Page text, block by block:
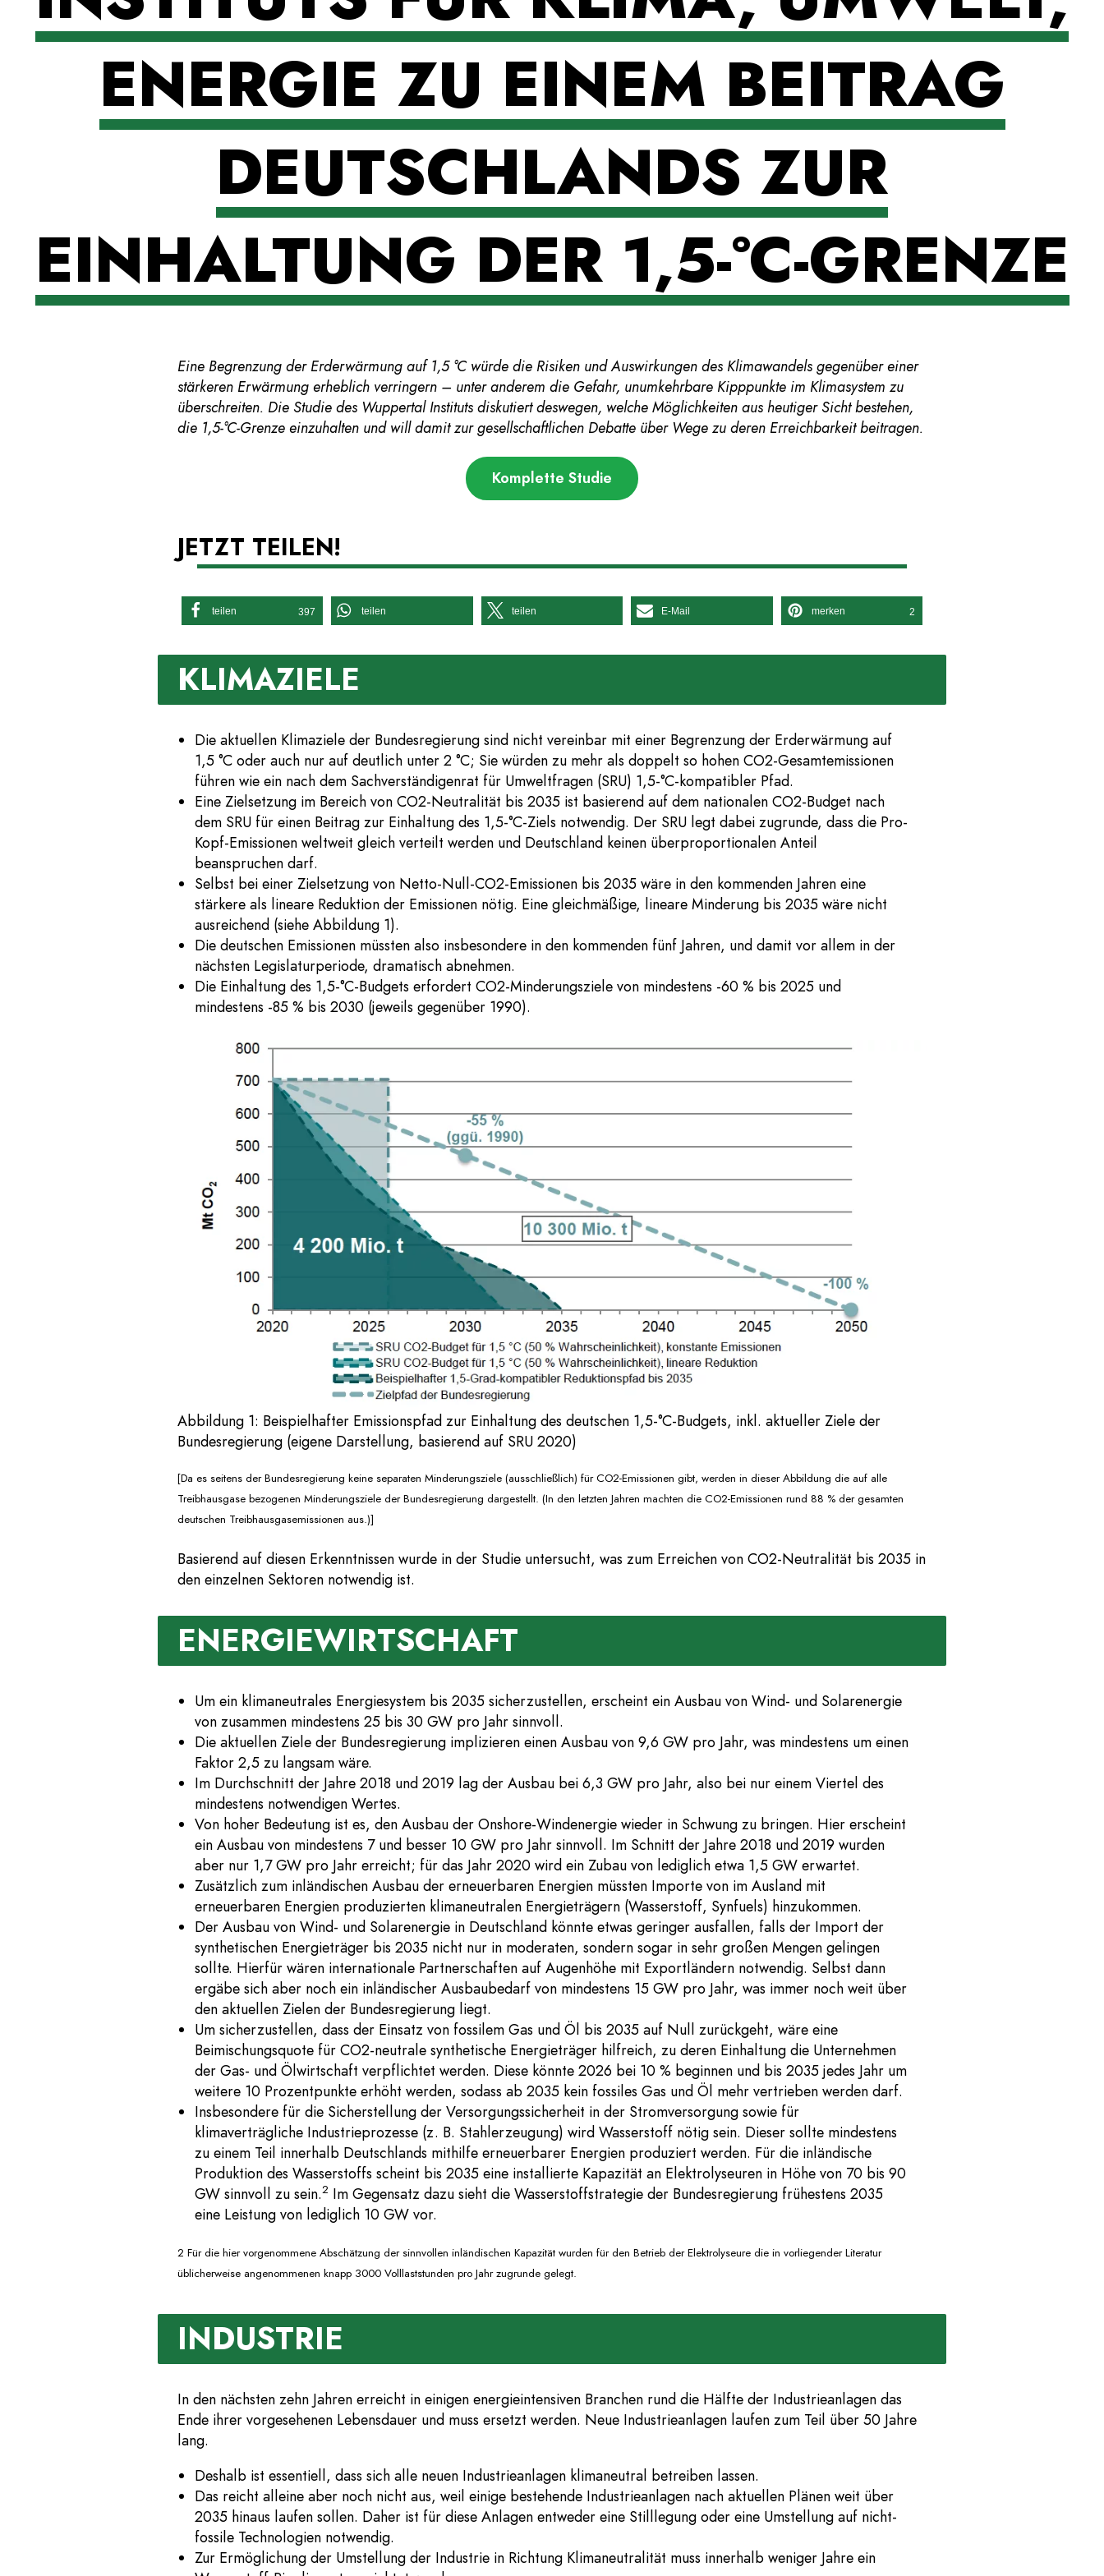
ENERGIE ZU EINEM BEITRAG
DEUTSCHLANDS ZUR
EINHALTUNG DER 1,5-°C-GRENZE
Eine Begrenzung der Erderwärmung auf 1,5 °C würde die Risiken und Auswirkungen des Klimawandels gegenüber einer
stärkeren Erwärmung erheblich verringern – unter anderem die Gefahr, unumkehrbare Kipppunkte im Klimasystem zu
überschreiten. Die Studie des Wuppertal Instituts diskutiert deswegen, welche Möglichkeiten aus heutiger Sicht bestehen,
die 1,5-°C-Grenze einzuhalten und will damit zur gesellschaftlichen Debatte über Wege zu deren Erreichbarkeit beitragen.
Komplette Studie
JETZT TEILEN!
teilen 397 teilen teilen E-Mail merken 2
KLIMAZIELE
Die aktuellen Klimaziele der Bundesregierung sind nicht vereinbar mit einer Begrenzung der Erderwärmung auf
1,5 °C oder auch nur auf deutlich unter 2 °C; Sie würden zu mehr als doppelt so hohen CO2-Gesamtemissionen
führen wie ein nach dem Sachverständigenrat für Umweltfragen (SRU) 1,5-°C-kompatibler Pfad.
Eine Zielsetzung im Bereich von CO2-Neutralität bis 2035 ist basierend auf dem nationalen CO2-Budget nach
dem SRU für einen Beitrag zur Einhaltung des 1,5-°C-Ziels notwendig. Der SRU legt dabei zugrunde, dass die Pro-
Kopf-Emissionen weltweit gleich verteilt werden und Deutschland keinen überproportionalen Anteil
beanspruchen darf.
Selbst bei einer Zielsetzung von Netto-Null-CO2-Emissionen bis 2035 wäre in den kommenden Jahren eine
stärkere als lineare Reduktion der Emissionen nötig. Eine gleichmäßige, lineare Minderung bis 2035 wäre nicht
ausreichend (siehe Abbildung 1).
Die deutschen Emissionen müssten also insbesondere in den kommenden fünf Jahren, und damit vor allem in der
nächsten Legislaturperiode, dramatisch abnehmen.
Die Einhaltung des 1,5-°C-Budgets erfordert CO2-Minderungsziele von mindestens -60 % bis 2025 und
mindestens -85 % bis 2030 (jeweils gegenüber 1990).
Abbildung 1: Beispielhafter Emissionspfad zur Einhaltung des deutschen 1,5-°C-Budgets, inkl. aktueller Ziele der
Bundesregierung (eigene Darstellung, basierend auf SRU 2020)
[Da es seitens der Bundesregierung keine separaten Minderungsziele (ausschließlich) für CO2-Emissionen gibt, werden in dieser Abbildung die auf alle
Treibhausgase bezogenen Minderungsziele der Bundesregierung dargestellt. (In den letzten Jahren machten die CO2-Emissionen rund 88 % der gesamten
deutschen Treibhausgasemissionen aus.)]
Basierend auf diesen Erkenntnissen wurde in der Studie untersucht, was zum Erreichen von CO2-Neutralität bis 2035 in
den einzelnen Sektoren notwendig ist.
ENERGIEWIRTSCHAFT
Um ein klimaneutrales Energiesystem bis 2035 sicherzustellen, erscheint ein Ausbau von Wind- und Solarenergie
von zusammen mindestens 25 bis 30 GW pro Jahr sinnvoll.
Die aktuellen Ziele der Bundesregierung implizieren einen Ausbau von 9,6 GW pro Jahr, was mindestens um einen
Faktor 2,5 zu langsam wäre.
Im Durchschnitt der Jahre 2018 und 2019 lag der Ausbau bei 6,3 GW pro Jahr, also bei nur einem Viertel des
mindestens notwendigen Wertes.
Von hoher Bedeutung ist es, den Ausbau der Onshore-Windenergie wieder in Schwung zu bringen. Hier erscheint
ein Ausbau von mindestens 7 und besser 10 GW pro Jahr sinnvoll. Im Schnitt der Jahre 2018 und 2019 wurden
aber nur 1,7 GW pro Jahr erreicht; für das Jahr 2020 wird ein Zubau von lediglich etwa 1,5 GW erwartet.
Zusätzlich zum inländischen Ausbau der erneuerbaren Energien müssten Importe von im Ausland mit
erneuerbaren Energien produzierten klimaneutralen Energieträgern (Wasserstoff, Synfuels) hinzukommen.
Der Ausbau von Wind- und Solarenergie in Deutschland könnte etwas geringer ausfallen, falls der Import der
synthetischen Energieträger bis 2035 nicht nur in moderaten, sondern sogar in sehr großen Mengen gelingen
sollte. Hierfür wären internationale Partnerschaften auf Augenhöhe mit Exportländern notwendig. Selbst dann
ergäbe sich aber noch ein inländischer Ausbaubedarf von mindestens 15 GW pro Jahr, was immer noch weit über
den aktuellen Zielen der Bundesregierung liegt.
Um sicherzustellen, dass der Einsatz von fossilem Gas und Öl bis 2035 auf Null zurückgeht, wäre eine
Beimischungsquote für CO2-neutrale synthetische Energieträger hilfreich, zu deren Einhaltung die Unternehmen
der Gas- und Ölwirtschaft verpflichtet werden. Diese könnte 2026 bei 10 % beginnen und bis 2035 jedes Jahr um
weitere 10 Prozentpunkte erhöht werden, sodass ab 2035 kein fossiles Gas und Öl mehr vertrieben werden darf.
Insbesondere für die Sicherstellung der Versorgungssicherheit in der Stromversorgung sowie für
klimaverträgliche Industrieprozesse (z. B. Stahlerzeugung) wird Wasserstoff nötig sein. Dieser sollte mindestens
zu einem Teil innerhalb Deutschlands mithilfe erneuerbarer Energien produziert werden. Für die inländische
Produktion des Wasserstoffs scheint bis 2035 eine installierte Kapazität an Elektrolyseuren in Höhe von 70 bis 90
GW sinnvoll zu sein.2 Im Gegensatz dazu sieht die Wasserstoffstrategie der Bundesregierung frühestens 2035
eine Leistung von lediglich 10 GW vor.
2 Für die hier vorgenommene Abschätzung der sinnvollen inländischen Kapazität wurden für den Betrieb der Elektrolyseure die in vorliegender Literatur
üblicherweise angenommenen knapp 3000 Volllaststunden pro Jahr zugrunde gelegt.
INDUSTRIE
In den nächsten zehn Jahren erreicht in einigen energieintensiven Branchen rund die Hälfte der Industrieanlagen das
Ende ihrer vorgesehenen Lebensdauer und muss ersetzt werden. Neue Industrieanlagen laufen zum Teil über 50 Jahre
lang.
Deshalb ist essentiell, dass sich alle neuen Industrieanlagen klimaneutral betreiben lassen.
Das reicht alleine aber noch nicht aus, weil einige bestehende Industrieanlagen nach aktuellen Plänen weit über
2035 hinaus laufen sollen. Daher ist für diese Anlagen entweder eine Stilllegung oder eine Umstellung auf nicht-
fossile Technologien notwendig.
Zur Ermöglichung der Umstellung der Industrie in Richtung Klimaneutralität muss innerhalb weniger Jahre ein